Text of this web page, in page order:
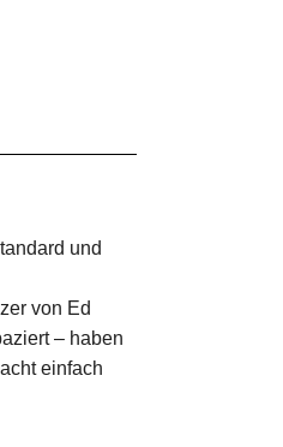
und
von Ed
– haben
einfach